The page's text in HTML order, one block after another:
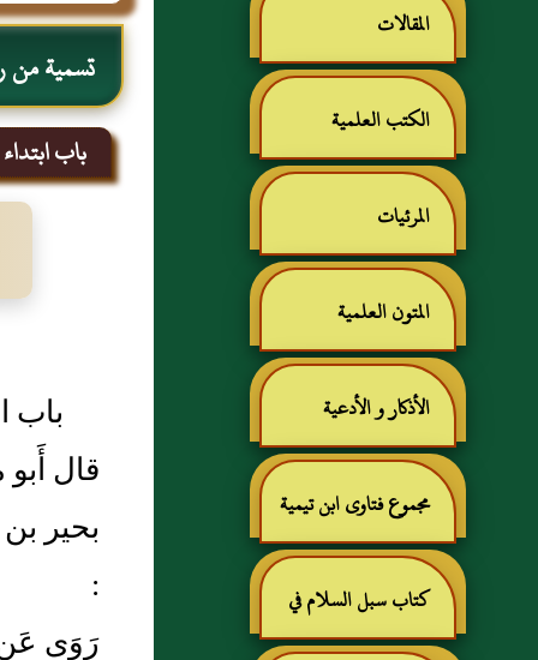
المقالات
الكتب العلمية
المرئيات
المتون العلمية
الأذكار و الأدعية
مجموع فتاوى ابن تيمية
كتاب سبل السلام في
تسمية من
باب
باب
قال
بحير
:
رَوَى